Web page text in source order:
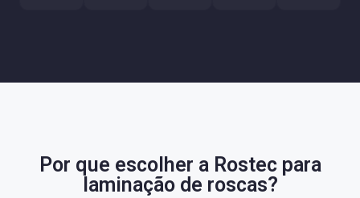
Por que escolher a Rostec para
laminação de roscas?